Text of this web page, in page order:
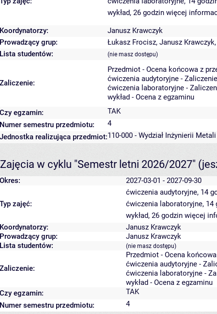
wykład, 26 godzin więcej
Koordynatorzy:
Janusz Krawczyk
Prowadzący grup:
Łukasz Frocisz, Janusz Krawczyk
Lista studentów:
(nie masz dostępu)
Zaliczenie:
Przedmiot - Ocena końcowa z
ćwiczenia audytoryjne -
ćwiczenia laboratoryjne -
wykład - Ocena z egzaminu
Czy egzamin:
TAK
Numer semestru przedmiotu:
4
Jednostka realizująca przedmiot:110-000 - Wydział Inżynierii
Zajęcia w cyklu "Semestr letni 2026/2027"
Okres: 2027-03-01 - 2027-09-30
Typ zajęć:
ćwiczenia audytoryjne, 14
ćwiczenia laboratoryjne, 14
wykład, 26 godzin więcej
Koordynatorzy:
Janusz Krawczyk
Prowadzący grup:
Janusz Krawczyk
Lista studentów:
(nie masz dostępu)
Zaliczenie:
Przedmiot - Ocena
ćwiczenia audytoryjne -
ćwiczenia laboratoryjne -
wykład - Ocena z egzaminu
Czy egzamin:
TAK
Numer semestru przedmiotu:
4